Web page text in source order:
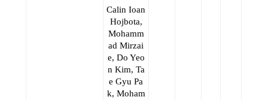
Calin Ioan
Hojbota,
Mohamm
ad Mirzai
e, Do Yeo
n Kim, Ta
e Gyu Pa
k, Moham